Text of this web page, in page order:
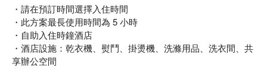
・請在預訂時間選擇入住時間
・此方案最長使用時間為 5 小時
・自助入住時鐘酒店
・酒店設施：乾衣機、熨鬥、掛燙機、洗滌用品、洗衣間、共
享辦公空間